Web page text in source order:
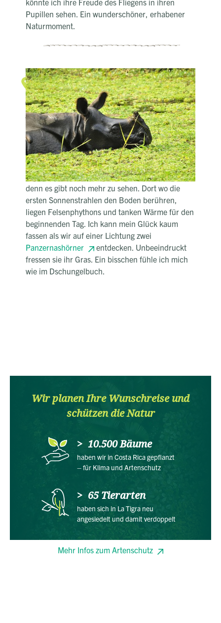
könnte ich ihre Freude des Fliegens in ihren
Pupillen sehen. Ein wunderschöner, erhabener
Naturmoment.
Dickhäuter
Panzernashörner im Chitwan-
Nationalpark
Frischer Wind streichelt mein Gesicht, während
ich und mein Guide im offenen Jeep das
Unterholz des Chitwan-Nationalparks fahren. Wie
ein Phantom taucht ein Sikahirsch aus dem
nebligen Unterholz vor mir auf. Wir fahren weiter,
denn es gibt noch mehr zu sehen. Dort wo die
ersten Sonnenstrahlen den Boden berühren,
liegen Felsenphythons und tanken Wärme für den
beginnenden Tag. Ich kann mein Glück kaum
fassen als wir auf einer Lichtung zwei
Panzernashörner
entdecken. Unbeeindruckt
fressen sie ihr Gras. Ein bisschen fühle ich mich
wie im Dschungelbuch.
Wir planen Ihre Wunschreise und
schützen die Natur
10.500 Bäume
haben wir in Costa Rica gepflanzt
– für Klima und Artenschutz
65 Tierarten
haben sich in La Tigra neu
angesiedelt und damit verdoppelt
Mehr Infos zum Artenschutz